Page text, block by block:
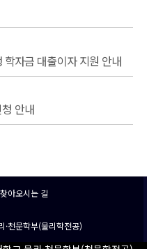
자금 대출이자 지원 안내
안내
찾아오시는 길
·천문학부(물리학전공)